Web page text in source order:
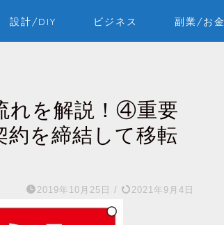
設計/DIY ビジネス 副業/お金
れを解説！④重要
約を締結して移転
2019年10月25日 / 2021年9月4日